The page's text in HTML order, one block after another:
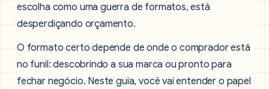
escolha como uma guerra de formatos, está
desperdiçando orçamento.
O formato certo depende de onde o comprador está
no funil: descobrindo a sua marca ou pronto para
fechar negócio. Neste guia, você vai entender o papel